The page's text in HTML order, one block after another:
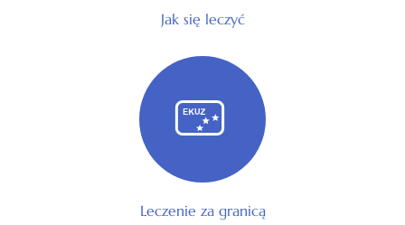
Jak się leczyć
Leczenie za granicą